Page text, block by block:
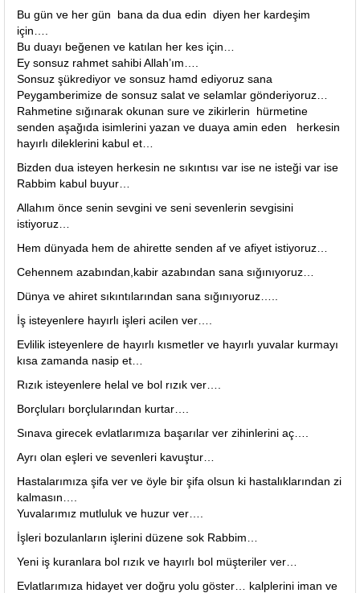
Bu gün ve her gün bana da dua edin diyen her kardeşim
için….
Bu duayı beğenen ve katılan her kes için…
Ey sonsuz rahmet sahibi Allah’ım….
Sonsuz şükrediyor ve sonsuz hamd ediyoruz sana
Peygamberimize de sonsuz salat ve selamlar gönderiyoruz…
Rahmetine sığınarak okunan sure ve zikirlerin hürmetine
senden aşağıda isimlerini yazan ve duaya amin eden herkesin
hayırlı dileklerini kabul et…
Bizden dua isteyen herkesin ne sıkıntısı var ise ne isteği var ise
Rabbim kabul buyur…
Allahım önce senin sevgini ve seni sevenlerin sevgisini
istiyoruz…
Hem dünyada hem de ahirette senden af ve afiyet istiyoruz…
Cehennem azabından,kabir azabından sana sığınıyoruz…
Dünya ve ahiret sıkıntılarından sana sığınıyoruz…..
İş isteyenlere hayırlı işleri acilen ver….
Evlilik isteyenlere de hayırlı kısmetler ve hayırlı yuvalar kurmayı
kısa zamanda nasip et…
Rızık isteyenlere helal ve bol rızık ver….
Borçluları borçlularından kurtar….
Sınava girecek evlatlarımıza başarılar ver zihinlerini aç….
Ayrı olan eşleri ve sevenleri kavuştur…
Hastalarımıza şifa ver ve öyle bir şifa olsun ki hastalıklarından zi
kalmasın….
Yuvalarımız mutluluk ve huzur ver….
İşleri bozulanların işlerini düzene sok Rabbim…
Yeni iş kuranlara bol rızık ve hayırlı bol müşteriler ver…
Evlatlarımıza hidayet ver doğru yolu göster… kalplerini iman ve